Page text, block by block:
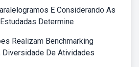
E Considerando As
Determine
Realizam Benchmarking
Diversidade De Atividades